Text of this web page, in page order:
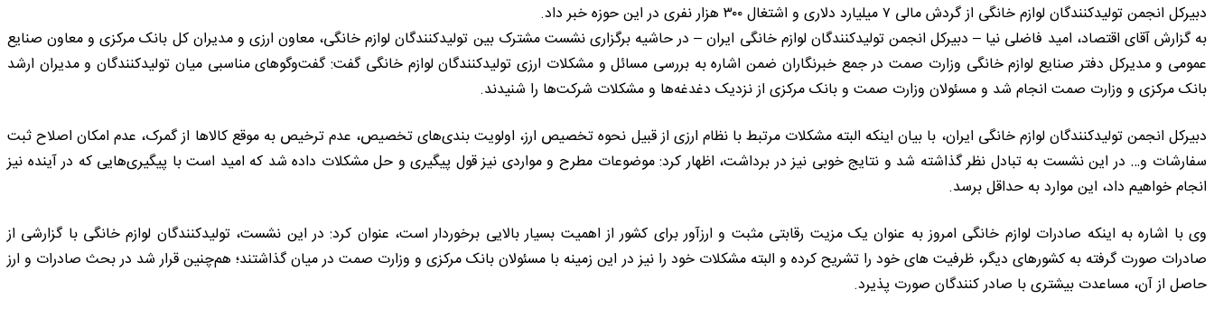
دبیرکل انجمن تولیدکنندگان لوازم خانگی از گردش مالی ۷ میلیارد دلاری و اشتغال ۳۰۰ هزار نفری در این حوزه خبر داد.
به گزارش آقای اقتصاد، امید فاضلی نیا – دبیرکل انجمن تولیدکنندگان لوازم خانگی ایران – در حاشیه برگزاری نشست مشترک بین تولیدکنندگان لوازم خانگی، معاون ارزی و مدیران کل بانک مرکزی و معاون صنایع
عمومی و مدیرکل دفتر صنایع لوازم خانگی وزارت صمت در جمع خبرنگاران ضمن اشاره به بررسی مسائل و مشکلات ارزی تولیدکنندگان لوازم خانگی گفت: گفت‌وگوهای مناسبی میان تولیدکنندگان و مدیران ارشد
بانک مرکزی و وزارت صمت انجام شد و مسئولان وزارت صمت و بانک مرکزی از نزدیک دغدغه‌ها و مشکلات شرکت‌ها را شنیدند.
دبیرکل انجمن تولیدکنندگان لوازم خانگی ایران، با بیان اینکه البته مشکلات مرتبط با نظام ارزی از قبیل نحوه تخصیص ارز، اولویت بندی‌های تخصیص، عدم ترخیص به موقع کالاها از گمرک، عدم امکان اصلاح ثبت
سفارشات و… در این نشست به تبادل نظر گذاشته شد و نتایج خوبی نیز در برداشت، اظهار کرد: موضوعات مطرح و مواردی نیز قول پیگیری و حل مشکلات داده شد که امید است با پیگیری‌هایی که در آینده نیز
انجام خواهیم داد، این موارد به حداقل برسد.
وی با اشاره به اینکه صادرات لوازم خانگی امروز به عنوان یک مزیت رقابتی مثبت و ارزآور برای کشور از اهمیت بسیار بالایی برخوردار است، عنوان کرد: در این نشست، تولیدکنندگان لوازم خانگی با گزارشی از
صادرات صورت گرفته به کشورهای دیگر، ظرفیت های خود را تشریح کرده و البته مشکلات خود را نیز در این زمینه با مسئولان بانک مرکزی و وزارت صمت در میان گذاشتند؛ هم‌چنین قرار شد در بحث صادرات و ارز
حاصل از آن، مساعدت بیشتری با صادر کنندگان صورت پذیرد.